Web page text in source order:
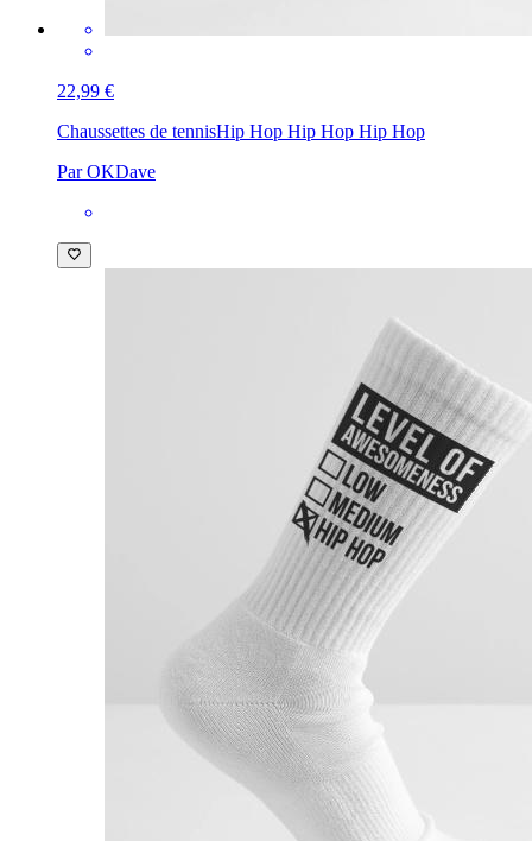
22,99 €
Chaussettes de tennisHip Hop Hip Hop Hip Hop
Par OKDave